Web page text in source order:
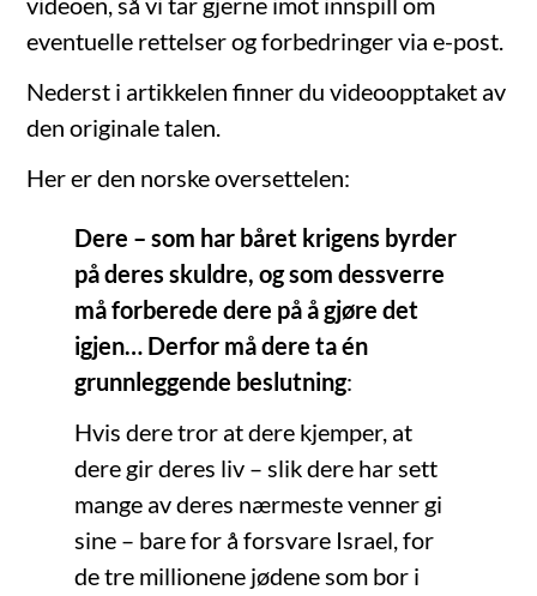
eventuelle rettelser og forbedringer via e-post.
Nederst i artikkelen finner du videoopptaket av
den originale talen.
Her er den norske oversettelen:
Dere – som har båret krigens byrder
på deres skuldre, og som dessverre
må forberede dere på å gjøre det
igjen… Derfor må dere ta én
grunnleggende beslutning:
Hvis dere tror at dere kjemper, at
dere gir deres liv – slik dere har sett
mange av deres nærmeste venner gi
sine – bare for å forsvare Israel, for
de tre millionene jødene som bor i